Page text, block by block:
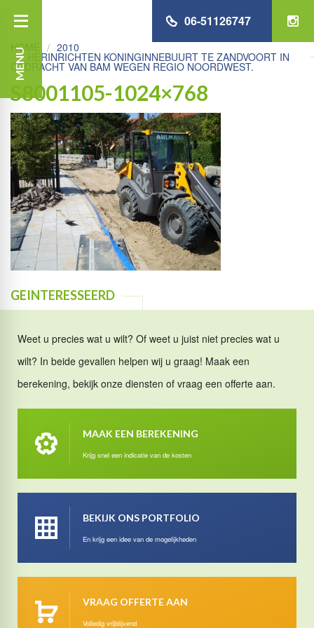
MENU
06-51126747
HOME 2010
HERINRICHTEN KONINGINNEBUURT TE ZANDVOORT IN
OPDRACHT VAN BAM WEGEN REGIO NOORDWEST.
S8001105-1024×768
GEINTERESSEERD
Weet u precies wat u wilt? Of weet u juist niet precies wat u
wilt? In beide gevallen helpen wij u graag! Maak een
berekening, bekijk onze diensten of vraag een offerte aan.
MAAK EEN BEREKENING
Krijg snel een indicatie van de kosten
BEKIJK ONS PORTFOLIO
En krijg een idee van de mogelijkheden
VRAAG OFFERTE AAN
Volledig vrijblijvend